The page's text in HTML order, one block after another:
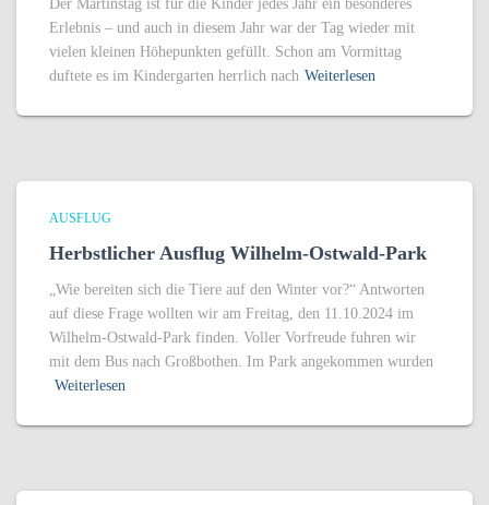
Der Martinstag ist für die Kinder jedes Jahr ein besonderes
Erlebnis – und auch in diesem Jahr war der Tag wieder mit
vielen kleinen Höhepunkten gefüllt. Schon am Vormittag
duftete es im Kindergarten herrlich nach Weiterlesen
AUSFLUG
Herbstlicher Ausflug Wilhelm-Ostwald-Park
„Wie bereiten sich die Tiere auf den Winter vor?“ Antworten
auf diese Frage wollten wir am Freitag, den 11.10.2024 im
Wilhelm-Ostwald-Park finden. Voller Vorfreude fuhren wir
mit dem Bus nach Großbothen. Im Park angekommen wurden
Weiterlesen